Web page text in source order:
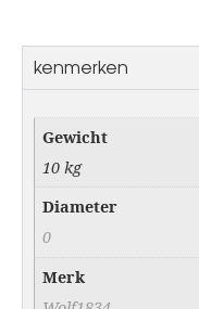
kenmerken
Gewicht
10 kg
Diameter
0
Merk